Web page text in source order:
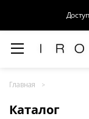
Главная
Каталог